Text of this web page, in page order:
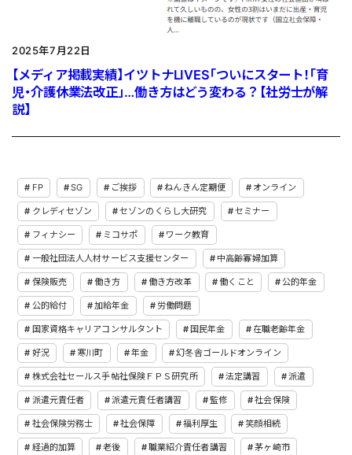
2025年7月22日
【メディア掲載実績】イツトナLIVES「ついにスタート！「育
児・介護休業法改正」…働き方はどう変わる？【社労士が解
説】
FP SG ご挨拶 ねんきん定期便 オンライン
クレディセゾン セゾンのくらし大研究 セミナー
フィナシー ミコサポ ワーク教育
一般社団法人人材サービス支援センター 中高齢寡婦加算
保険販売 働き方 働き方改革 働くこと 公的年金
公的給付 加給年金 労働問題
国家資格キャリアコンサルタント 国民年金 在職老齢年金
好況 寒川町 年金 幻冬舎ゴールドオンライン
株式会社セールス手帖社保険ＦＰＳ研究所 法定講習 派遣
派遣元責任者 派遣元責任者講習 監修 社会保険
社会保険労務士 社会保障 福利厚生 笑顔相続
経過的加算 老後 職業紹介責任者講習 茅ヶ崎市